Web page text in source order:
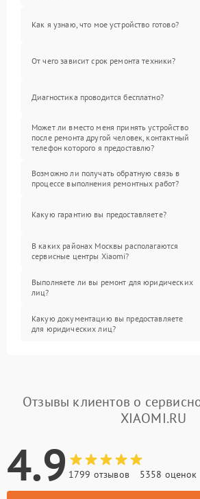
Как я узнаю, что мое устройство готово?
От чего зависит срок ремонта техники?
Диагностика проводится бесплатно?
Может ли вместо меня принять устройство
после ремонта другой человек, контактный
телефон которого я предоставлю?
Возможно ли получать обратную связь в
процессе выполнения ремонтных работ?
Какую гарантию вы предоставляете?
В каких районах Москвы располагаются
сервисные центры Xiaomi?
Выполняете ли вы ремонт для юридических
лиц?
Какую документацию вы предоставляете
для юридических лиц?
Отзывы клиентов о
XIAOMI.RU
4.9 1799 отзывов 5358 оценок